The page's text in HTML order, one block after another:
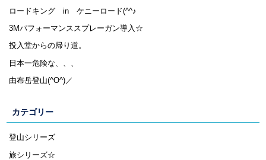
ロードキング in ケニーロード(^^♪
3Mパフォーマンススプレーガン導入☆
投入堂からの帰り道。
日本一危険な、、、
由布岳登山(^O^)／
カテゴリー
登山シリーズ
旅シリーズ☆